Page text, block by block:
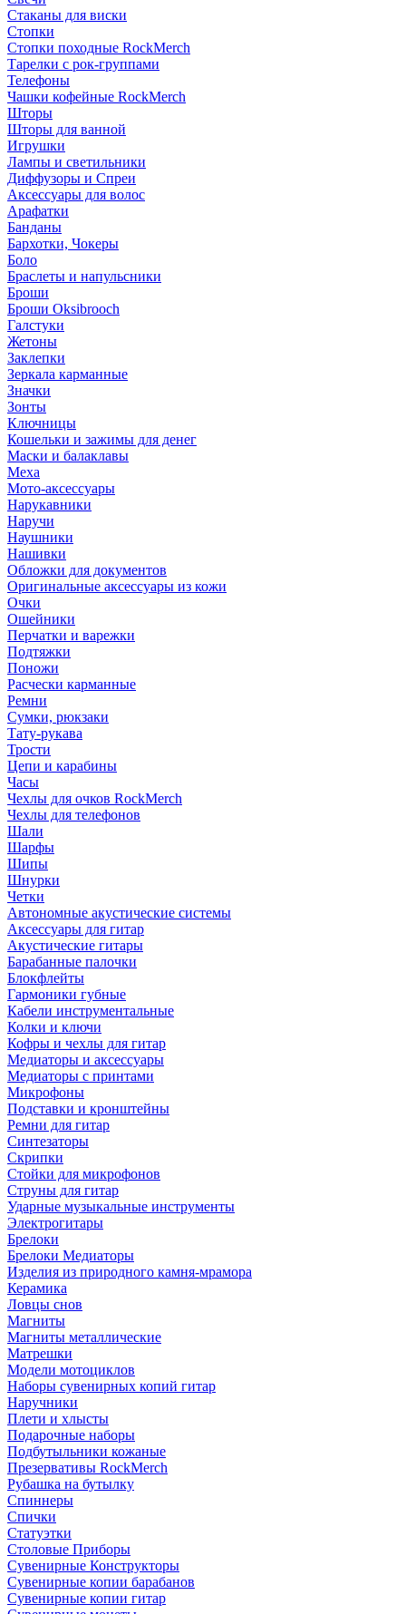
Стаканы для виски
Стопки
Стопки походные RockMerch
Тарелки с рок-группами
Телефоны
Чашки кофейные RockMerch
Шторы
Шторы для ванной
Игрушки
Лампы и светильники
Диффузоры и Спреи
Аксессуары для волос
Арафатки
Банданы
Бархотки, Чокеры
Боло
Браслеты и напульсники
Броши
Броши Oksibrooch
Галстуки
Жетоны
Заклепки
Зеркала карманные
Значки
Зонты
Ключницы
Кошельки и зажимы для денег
Маски и балаклавы
Меха
Мото-аксессуары
Нарукавники
Наручи
Наушники
Нашивки
Обложки для документов
Оригинальные аксессуары из кожи
Очки
Ошейники
Перчатки и варежки
Подтяжки
Поножи
Расчески карманные
Ремни
Сумки, рюкзаки
Тату-рукава
Трости
Цепи и карабины
Часы
Чехлы для очков RockMerch
Чехлы для телефонов
Шали
Шарфы
Шипы
Шнурки
Четки
Автономные акустические системы
Аксессуары для гитар
Акустические гитары
Барабанные палочки
Блокфлейты
Гармоники губные
Кабели инструментальные
Колки и ключи
Кофры и чехлы для гитар
Медиаторы и аксессуары
Медиаторы с принтами
Микрофоны
Подставки и кронштейны
Ремни для гитар
Синтезаторы
Скрипки
Стойки для микрофонов
Струны для гитар
Ударные музыкальные инструменты
Электрогитары
Брелоки
Брелоки Медиаторы
Изделия из природного камня-мрамора
Керамика
Ловцы снов
Магниты
Магниты металлические
Матрешки
Модели мотоциклов
Наборы сувенирных копий гитар
Наручники
Плети и хлысты
Подарочные наборы
Подбутыльники кожаные
Презервативы RockMerch
Рубашка на бутылку
Спиннеры
Спички
Статуэтки
Столовые Приборы
Сувенирные Конструкторы
Сувенирные копии барабанов
Сувенирные копии гитар